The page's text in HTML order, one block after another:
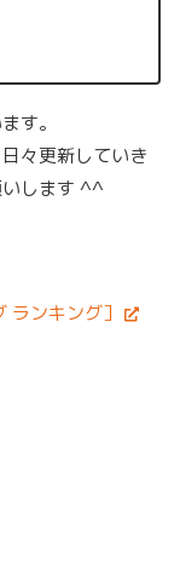
す。
々更新していき
いします ^^
ンキング］